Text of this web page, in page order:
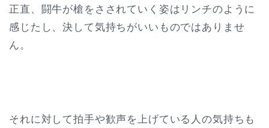
正直、闘牛が槍をさされていく姿はリンチのように
感じたし、決して気持ちがいいものではありませ
ん。
それに対して拍手や歓声を上げている人の気持ちも